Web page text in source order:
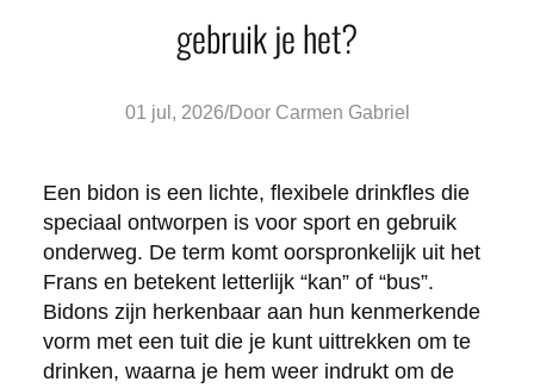
gebruik je het?
01 jul, 2026/Door Posted
Carmen Gabriel
Een bidon is een lichte, flexibele drinkfles die
speciaal ontworpen is voor sport en gebruik
onderweg. De term komt oorspronkelijk uit het
Frans en betekent letterlijk “kan” of “bus”.
Bidons zijn herkenbaar aan hun kenmerkende
vorm met een tuit die je kunt uittrekken om te
drinken, waarna je hem weer indrukt om de